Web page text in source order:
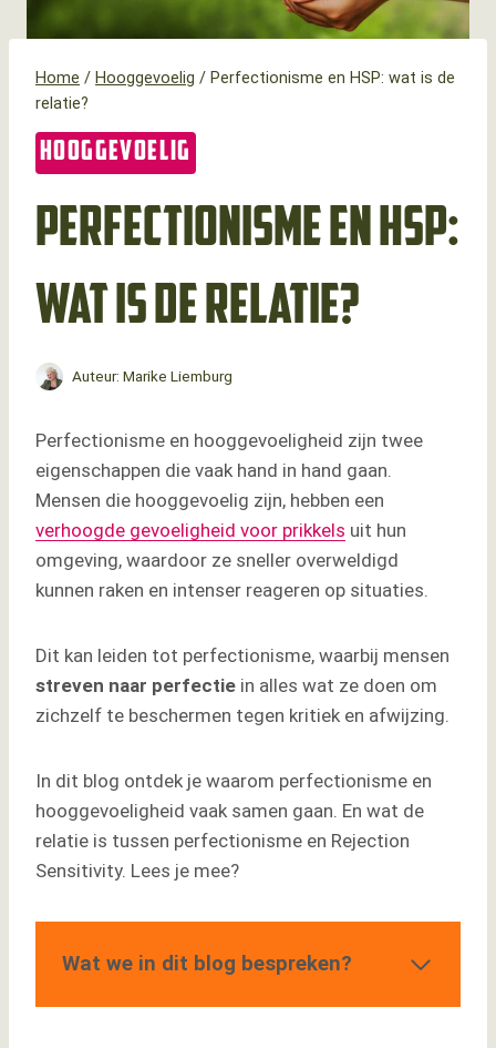
Home / Hooggevoelig / Perfectionisme en HSP: wat is de
relatie?
HOOGGEVOELIG
Perfectionisme en HSP:
wat is de relatie?
Auteur: Marike Liemburg
Perfectionisme en hooggevoeligheid zijn twee
eigenschappen die vaak hand in hand gaan.
Mensen die hooggevoelig zijn, hebben een
verhoogde gevoeligheid voor prikkels uit hun
omgeving, waardoor ze sneller overweldigd
kunnen raken en intenser reageren op situaties.
Dit kan leiden tot perfectionisme, waarbij mensen
streven naar perfectie in alles wat ze doen om
zichzelf te beschermen tegen kritiek en afwijzing.
In dit blog ontdek je waarom perfectionisme en
hooggevoeligheid vaak samen gaan. En wat de
relatie is tussen perfectionisme en Rejection
Sensitivity. Lees je mee?
Wat we in dit blog bespreken?